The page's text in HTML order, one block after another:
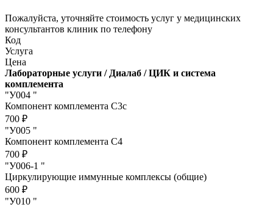
Пожалуйста, уточняйте стоимость услуг у медицинских
консультантов клиник по телефону
Код
Услуга
Цена
Лабораторные услуги / Диалаб / ЦИК и система
комплемента
"У004 "
Компонент комплемента С3с
700 ₽
"У005 "
Компонент комплемента С4
700 ₽
"У006-1 "
Циркулирующие иммунные комплексы (общие)
600 ₽
"У010 "